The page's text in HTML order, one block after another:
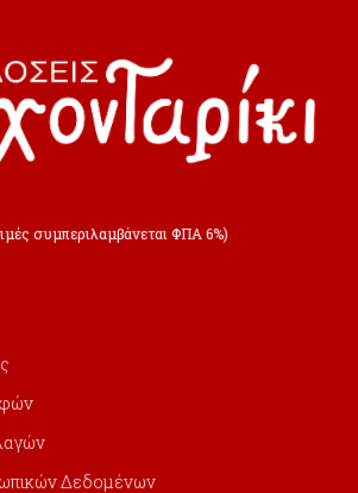
συμπεριλαμβάνεται ΦΠΑ 6%)
Δεδομένων